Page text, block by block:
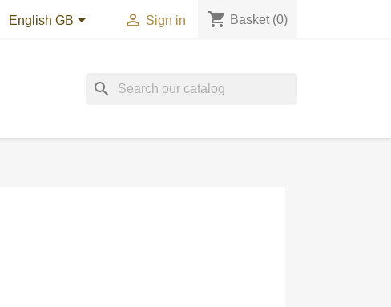
English GB  Sign in shopping_cart Basket (0)
search